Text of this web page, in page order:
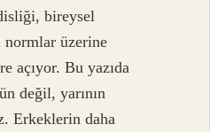
bireysel
üzerine
açıyor. Bu yazıda
değil, yarının
Erkeklerin daha